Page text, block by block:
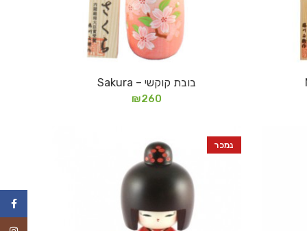
מידע נוסף
בובת קוקשי – Sakura
₪260
נמכר